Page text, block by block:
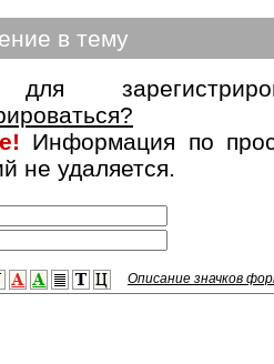
в тему
Информация по
не удаляется.
Описание значков